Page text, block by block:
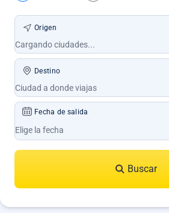
Origen
Destino
Fecha de salida
Buscar